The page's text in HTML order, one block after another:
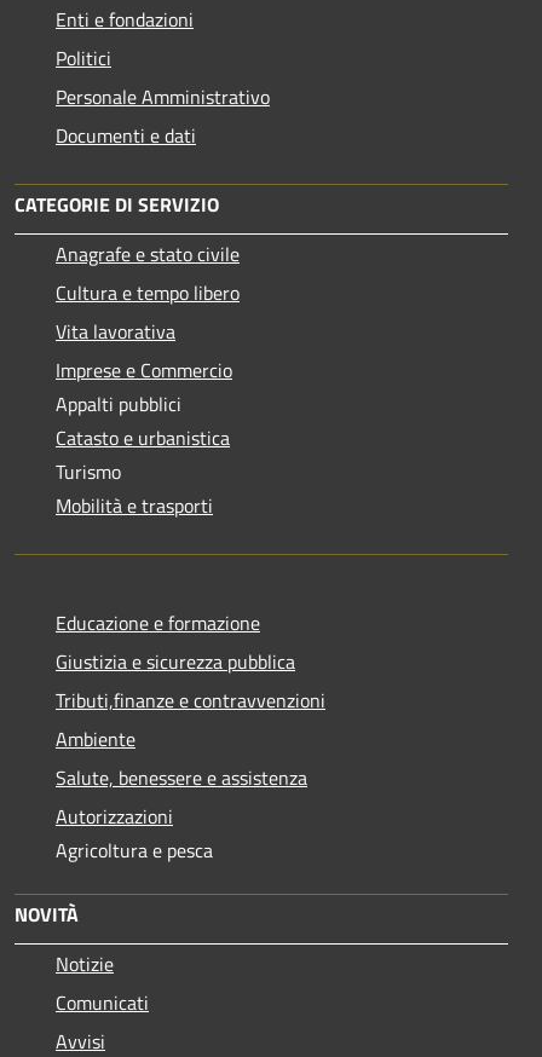
Enti e fondazioni
Politici
Personale Amministrativo
Documenti e dati
CATEGORIE DI SERVIZIO
Anagrafe e stato civile
Cultura e tempo libero
Vita lavorativa
Imprese e Commercio
Appalti pubblici
Catasto e urbanistica
Turismo
Mobilità e trasporti
Educazione e formazione
Giustizia e sicurezza pubblica
Tributi,finanze e contravvenzioni
Ambiente
Salute, benessere e assistenza
Autorizzazioni
Agricoltura e pesca
NOVITÀ
Notizie
Comunicati
Avvisi